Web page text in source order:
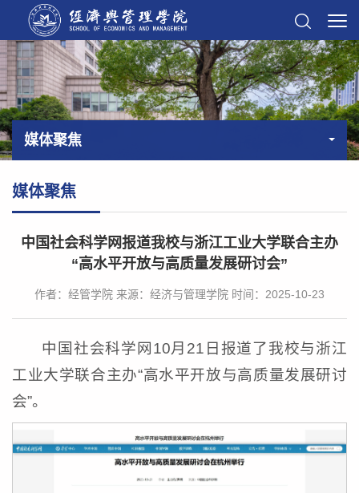
媒体聚焦
媒体聚焦
中国社会科学网报道我校与浙江工业大学联合主办
“高水平开放与高质量发展研讨会”
作者：经管学院 来源：经济与管理学院 时间：2025-10-23
中国社会科学网10月21日报道了我校与浙江
工业大学联合主办“高水平开放与高质量发展研讨
会”。